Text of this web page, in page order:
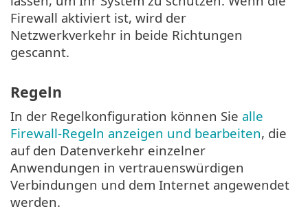
Firewall aktiviert ist, wird der
Netzwerkverkehr in beide Richtungen
gescannt.
Regeln
In der Regelkonfiguration können Sie alle
Firewall-Regeln anzeigen und bearbeiten, die
auf den Datenverkehr einzelner
Anwendungen in vertrauenswürdigen
Verbindungen und dem Internet angewendet
werden.